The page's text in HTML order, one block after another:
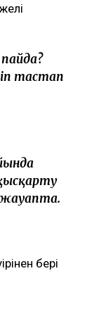
тастап
жауапта.
бері